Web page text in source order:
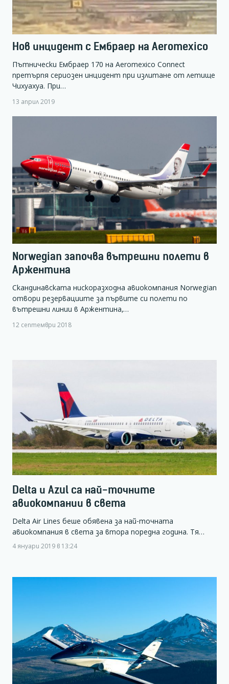
Нов инцидент с Ембраер на Aeromexico
Пътнически Ембраер 170 на Aeromexico Connect
претърпя сериозен инцидент при излитане от летище
Чихуахуа. При…
13 април 2019
Norwegian започва вътрешни полети в
Аржентина
Скандинавската нискоразходна авиокомпания Norwegian
отвори резервациите за първите си полети по
вътрешни линии в Аржентина,…
12 септември 2018
Delta и Azul са най-точните
авиокомпании в света
Delta Air Lines беше обявена за най-точната
авиокомпания в света за втора поредна година. Тя…
4 януари 2019 в 13:24